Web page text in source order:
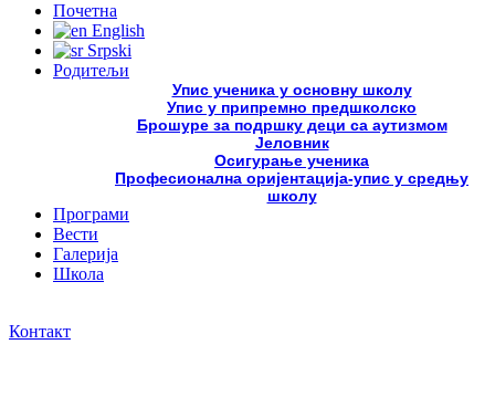
Почетна
English
Srpski
Родитељи
Упис ученика у основну школу
Упис у припремно предшколско
Брошуре за подршку деци са аутизмом
Јеловник
Осигурање ученика
Професионална оријентација-упис у средњу
школу
Програми
Вести
Галерија
Школа
Контакт